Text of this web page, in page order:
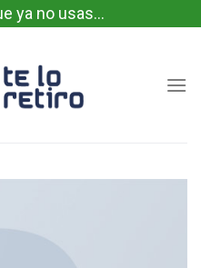
ya no usas...